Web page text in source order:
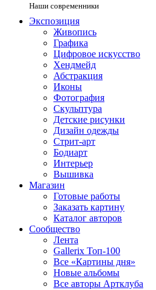
Наши современники
Экспозиция
Живопись
Графика
Цифровое искусство
Хендмейд
Абстракция
Иконы
Фотография
Скульптура
Детские рисунки
Дизайн одежды
Стрит-арт
Бодиарт
Интерьер
Вышивка
Магазин
Готовые работы
Заказать картину
Каталог авторов
Сообщество
Лента
Gallerix Топ-100
Все «Картины дня»
Новые альбомы
Все авторы Артклуба